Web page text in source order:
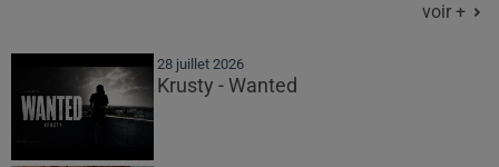
voir +
28 juillet 2026
Krusty - Wanted